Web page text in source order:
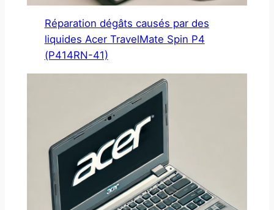
Réparation dégâts causés par des
liquides Acer TravelMate Spin P4
(P414RN-41)